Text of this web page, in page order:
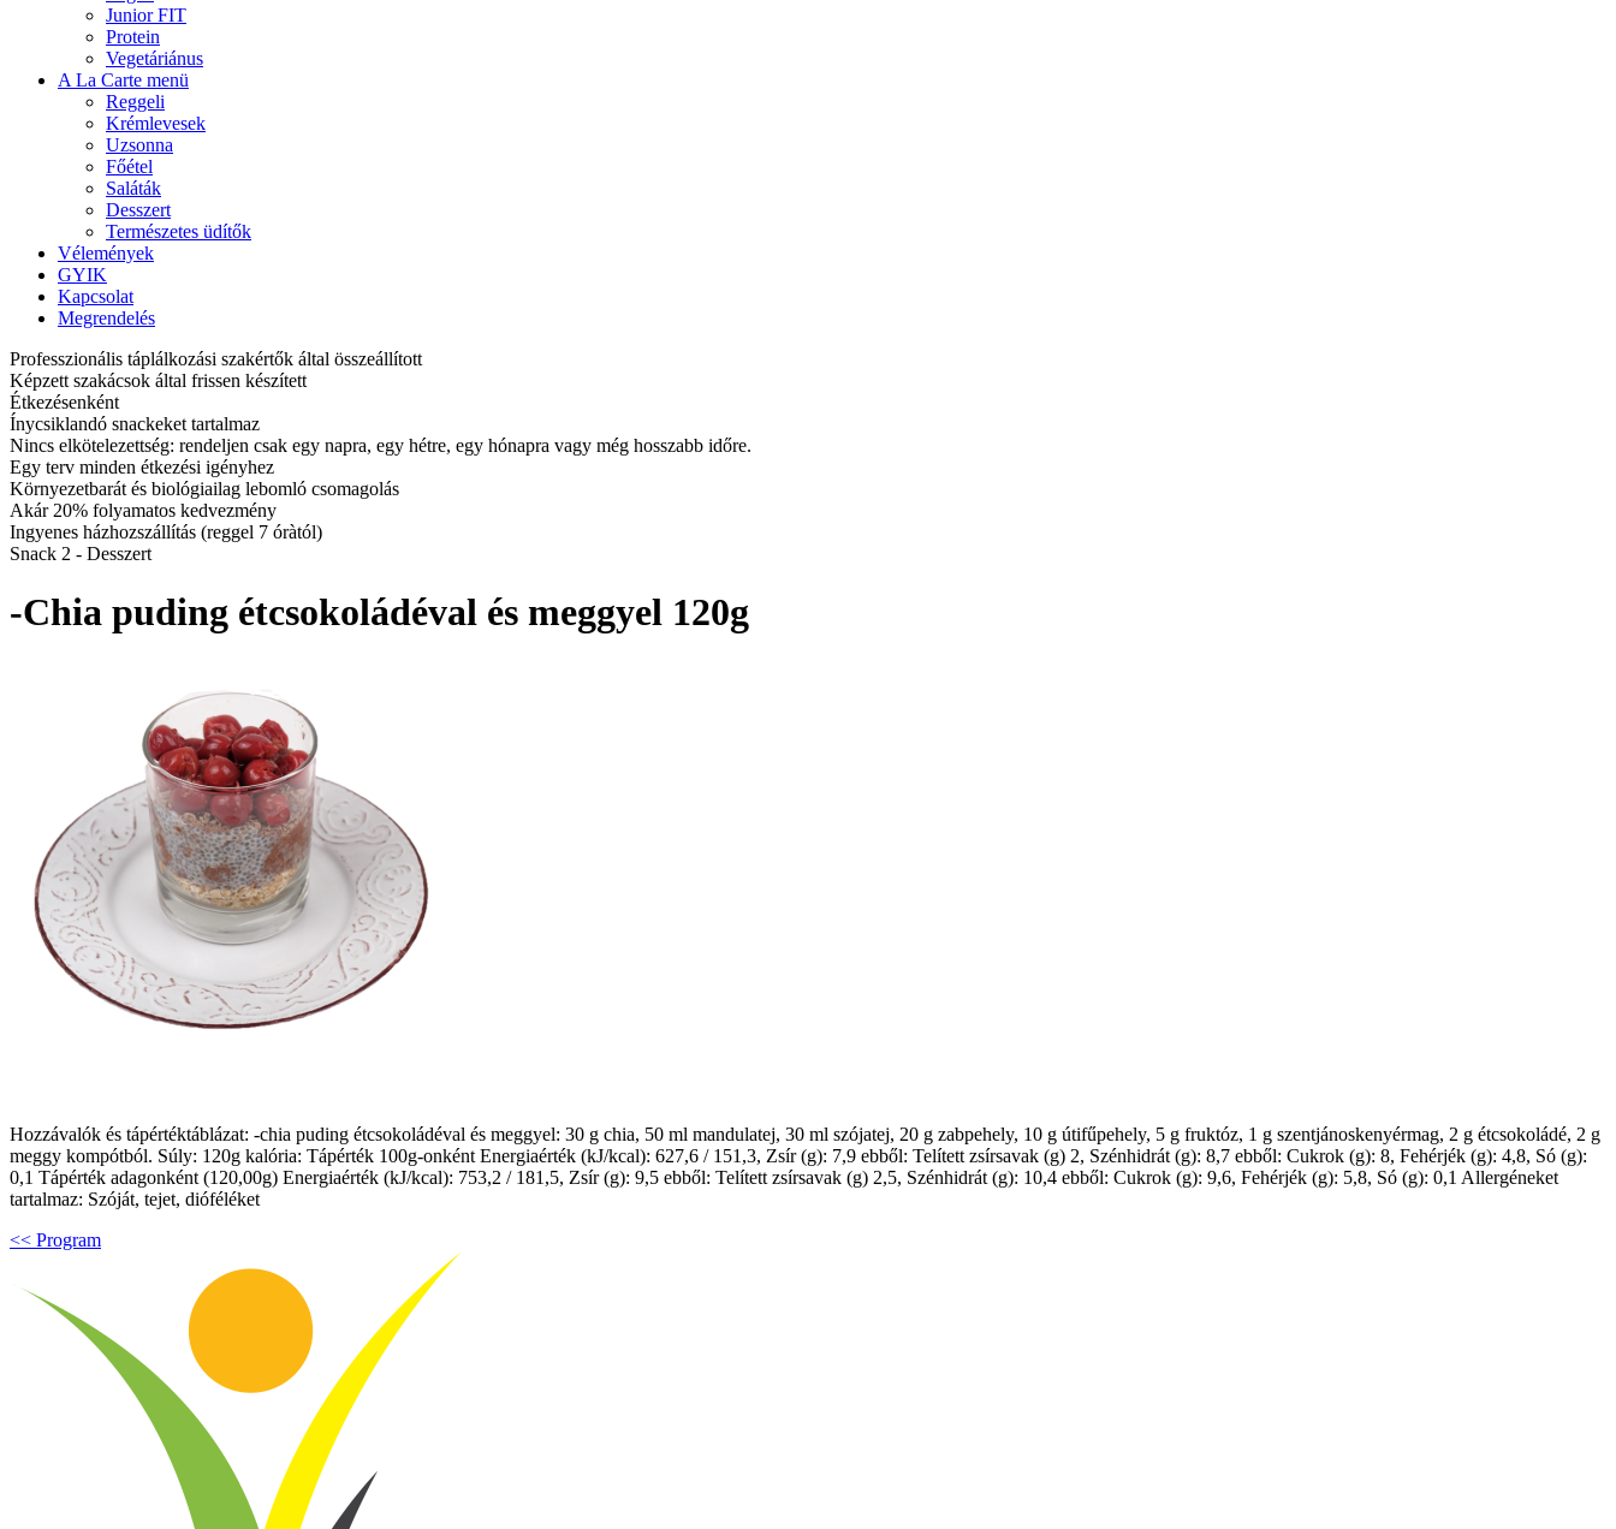
Junior FIT
Protein
Vegetáriánus
A La Carte menü
Reggeli
Krémlevesek
Uzsonna
Főétel
Saláták
Desszert
Természetes üdítők
Vélemények
GYIK
Kapcsolat
Megrendelés
Professzionális táplálkozási szakértők által összeállított
Képzett szakácsok által frissen készített
Étkezésenként
Ínycsiklandó snackeket tartalmaz
Nincs elkötelezettség: rendeljen csak egy napra, egy hétre, egy hónapra vagy még hosszabb időre.
Egy terv minden étkezési igényhez
Környezetbarát és biológiailag lebomló csomagolás
Akár 20% folyamatos kedvezmény
Ingyenes házhozszállítás (reggel 7 óràtól)
Snack 2 - Desszert
-Chia puding étcsokoládéval és meggyel 120g
Hozzávalók és tápértéktáblázat: -chia puding étcsokoládéval és meggyel: 30 g chia, 50 ml mandulatej, 30 ml szójatej, 20 g zabpehely, 10 g útifűpehely, 5 g fruktóz, 1 g szentjánoskenyérmag, 2 g étcsokoládé, 2 g
meggy kompótból. Súly: 120g kalória: Tápérték 100g-onként Energiaérték (kJ/kcal): 627,6 / 151,3, Zsír (g): 7,9 ebből: Telített zsírsavak (g) 2, Szénhidrát (g): 8,7 ebből: Cukrok (g): 8, Fehérjék (g): 4,8, Só (g):
0,1 Tápérték adagonként (120,00g) Energiaérték (kJ/kcal): 753,2 / 181,5, Zsír (g): 9,5 ebből: Telített zsírsavak (g) 2,5, Szénhidrát (g): 10,4 ebből: Cukrok (g): 9,6, Fehérjék (g): 5,8, Só (g): 0,1 Allergéneket
tartalmaz: Szóját, tejet, dióféléket
<< Program